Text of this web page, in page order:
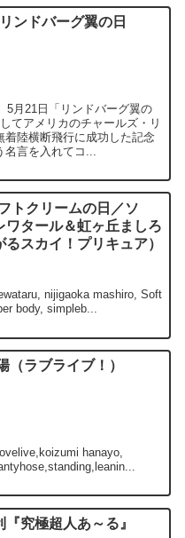
ンドバーグ翼の日
5月21日「リンドバーグ翼の
てアメリカのチャールズ・リ
着陸横断飛行に成功した記念
言を入れてコ...
トクリームの日／ソ
ワタール＆虹ヶ丘ましろ
るスカイ！プリキュア）
nijigaoka mashiro, Soft
body, simpleb...
（ラブライブ！）
hanayo,
『究極超人あ～る』